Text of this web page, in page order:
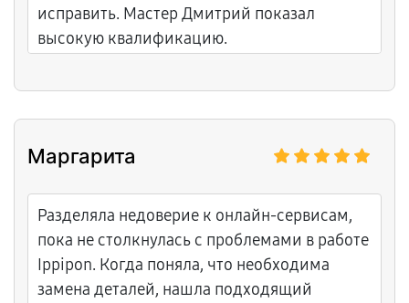
исправить. Мастер Дмитрий показал
высокую квалификацию.
Маргарита
Разделяла недоверие к онлайн-сервисам,
пока не столкнулась с проблемами в работе
Ippipon. Когда поняла, что необходима
замена деталей, нашла подходящий